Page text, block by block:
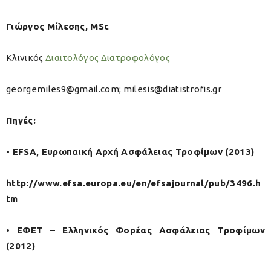
Γιώργος Μίλεσης, MSc
Κλινικός Διαιτολόγος Διατροφολόγος
georgemiles9@gmail.com; milesis@diatistrofis.gr
Πηγές:
• EFSA, Ευρωπαική Αρχή Ασφάλειας Τροφίμων (2013)
http://www.efsa.europa.eu/en/efsajournal/pub/3496.h
tm
• ΕΦΕΤ – Ελληνικός Φορέας Ασφάλειας Τροφίμων
(2012)